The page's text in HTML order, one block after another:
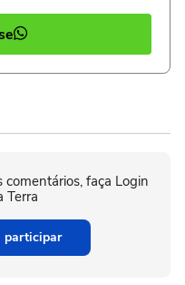
faça Login
Terra
participar